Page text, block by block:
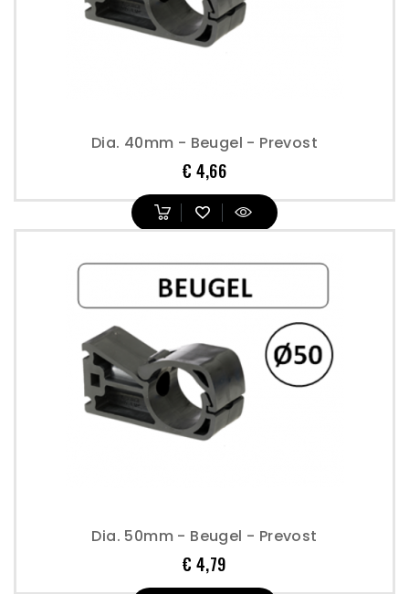
Dia. 40mm - Beugel - Prevost
€ 4,66Prijs
Dia. 50mm - Beugel - Prevost
€ 4,79Prijs